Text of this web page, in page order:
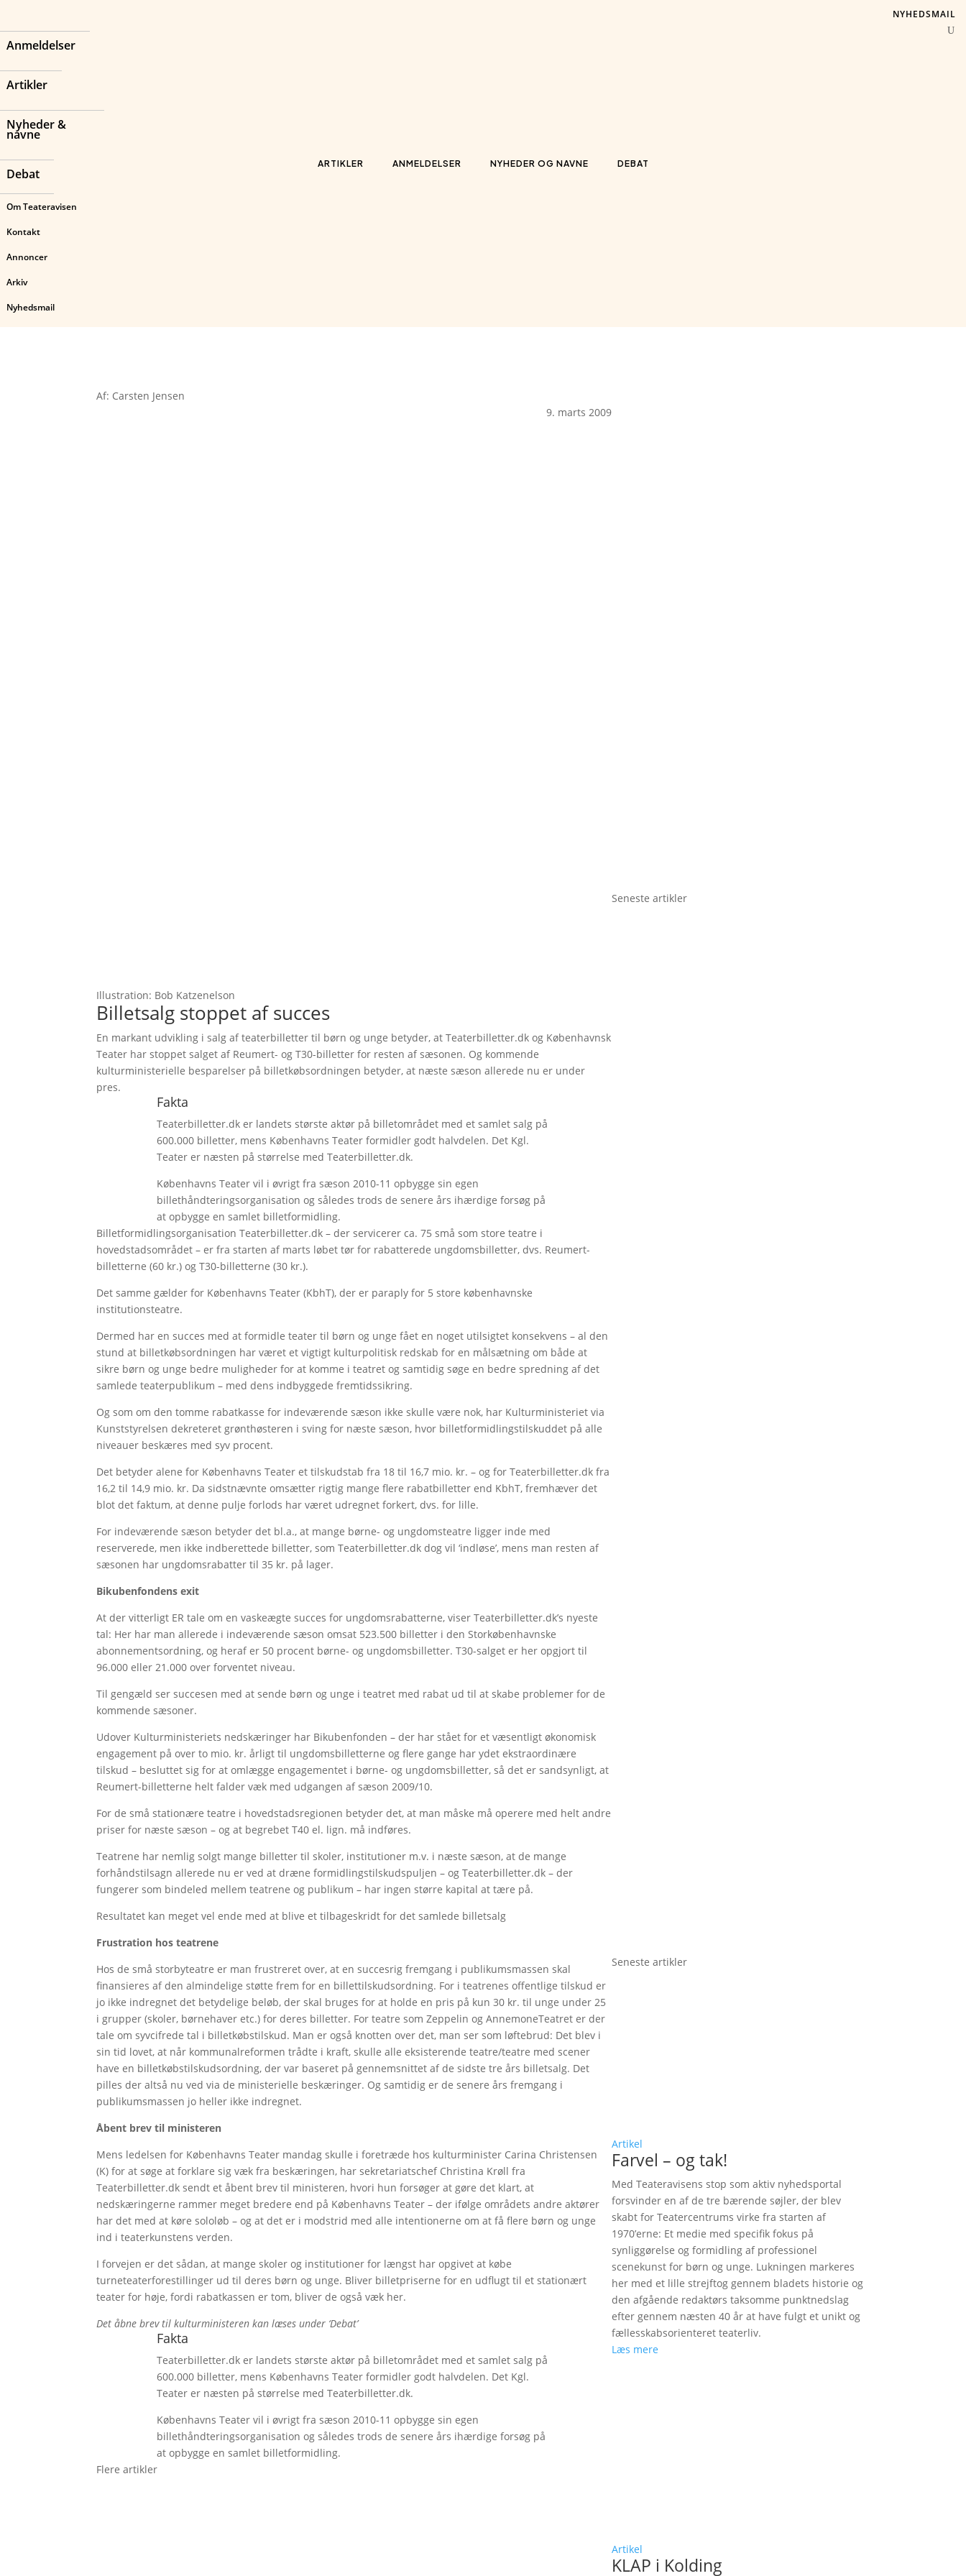
Anmeldelser
Artikler
Nyheder &
navne
Debat
Om Teateravisen
Kontakt
Annoncer
Arkiv
Nyhedsmail
ARTIKLER ANMELDELSER NYHEDER OG NAVNE DEBAT
NYHEDSMAIL
Af: Carsten Jensen
9. marts 2009
Illustration: Bob Katzenelson
Billetsalg stoppet af succes
En markant udvikling i salg af teaterbilletter til børn og unge betyder, at Teaterbilletter.dk og Københavnsk
Teater har stoppet salget af Reumert- og T30-billetter for resten af sæsonen. Og kommende
kulturministerielle besparelser på billetkøbsordningen betyder, at næste sæson allerede nu er under
pres.
Fakta
Teaterbilletter.dk er landets største aktør på billetområdet med et samlet salg på
600.000 billetter, mens Københavns Teater formidler godt halvdelen. Det Kgl.
Teater er næsten på størrelse med Teaterbilletter.dk.
Københavns Teater vil i øvrigt fra sæson 2010-11 opbygge sin egen
billethåndteringsorganisation og således trods de senere års ihærdige forsøg på
at opbygge en samlet billetformidling.
Billetformidlingsorganisation Teaterbilletter.dk – der servicerer ca. 75 små som store teatre i
hovedstadsområdet – er fra starten af marts løbet tør for rabatterede ungdomsbilletter, dvs. Reumert-
billetterne (60 kr.) og T30-billetterne (30 kr.).
Det samme gælder for Københavns Teater (KbhT), der er paraply for 5 store københavnske
institutionsteatre.
Dermed har en succes med at formidle teater til børn og unge fået en noget utilsigtet konsekvens – al den
stund at billetkøbsordningen har været et vigtigt kulturpolitisk redskab for en målsætning om både at
sikre børn og unge bedre muligheder for at komme i teatret og samtidig søge en bedre spredning af det
samlede teaterpublikum – med dens indbyggede fremtidssikring.
Og som om den tomme rabatkasse for indeværende sæson ikke skulle være nok, har Kulturministeriet via
Kunststyrelsen dekreteret grønthøsteren i sving for næste sæson, hvor billetformidlingstilskuddet på alle
niveauer beskæres med syv procent.
Det betyder alene for Københavns Teater et tilskudstab fra 18 til 16,7 mio. kr. – og for Teaterbilletter.dk fra
16,2 til 14,9 mio. kr. Da sidstnævnte omsætter rigtig mange flere rabatbilletter end KbhT, fremhæver det
blot det faktum, at denne pulje forlods har været udregnet forkert, dvs. for lille.
For indeværende sæson betyder det bl.a., at mange børne- og ungdomsteatre ligger inde med
reserverede, men ikke indberettede billetter, som Teaterbilletter.dk dog vil ‘indløse’, mens man resten af
sæsonen har ungdomsrabatter til 35 kr. på lager.
Bikubenfondens exit
At der vitterligt ER tale om en vaskeægte succes for ungdomsrabatterne, viser Teaterbilletter.dk’s nyeste
tal: Her har man allerede i indeværende sæson omsat 523.500 billetter i den Storkøbenhavnske
abonnementsordning, og heraf er 50 procent børne- og ungdomsbilletter. T30-salget er her opgjort til
96.000 eller 21.000 over forventet niveau.
Til gengæld ser succesen med at sende børn og unge i teatret med rabat ud til at skabe problemer for de
kommende sæsoner.
Udover Kulturministeriets nedskæringer har Bikubenfonden – der har stået for et væsentligt økonomisk
engagement på over to mio. kr. årligt til ungdomsbilletterne og flere gange har ydet ekstraordinære
tilskud – besluttet sig for at omlægge engagementet i børne- og ungdomsbilletter, så det er sandsynligt, at
Reumert-billetterne helt falder væk med udgangen af sæson 2009/10.
For de små stationære teatre i hovedstadsregionen betyder det, at man måske må operere med helt andre
priser for næste sæson – og at begrebet T40 el. lign. må indføres.
Teatrene har nemlig solgt mange billetter til skoler, institutioner m.v. i næste sæson, at de mange
forhåndstilsagn allerede nu er ved at dræne formidlingstilskudspuljen – og Teaterbilletter.dk – der
fungerer som bindeled mellem teatrene og publikum – har ingen større kapital at tære på.
Resultatet kan meget vel ende med at blive et tilbageskridt for det samlede billetsalg
Frustration hos teatrene
Hos de små storbyteatre er man frustreret over, at en succesrig fremgang i publikumsmassen skal
finansieres af den almindelige støtte frem for en billettilskudsordning. For i teatrenes offentlige tilskud er
jo ikke indregnet det betydelige beløb, der skal bruges for at holde en pris på kun 30 kr. til unge under 25
i grupper (skoler, børnehaver etc.) for deres billetter. For teatre som Zeppelin og AnnemoneTeatret er der
tale om syvcifrede tal i billetkøbstilskud. Man er også knotten over det, man ser som løftebrud: Det blev i
sin tid lovet, at når kommunalreformen trådte i kraft, skulle alle eksisterende teatre/teatre med scener
have en billetkøbstilskudsordning, der var baseret på gennemsnittet af de sidste tre års billetsalg. Det
pilles der altså nu ved via de ministerielle beskæringer. Og samtidig er de senere års fremgang i
publikumsmassen jo heller ikke indregnet.
Åbent brev til ministeren
Mens ledelsen for Københavns Teater mandag skulle i foretræde hos kulturminister Carina Christensen
(K) for at søge at forklare sig væk fra beskæringen, har sekretariatschef Christina Krøll fra
Teaterbilletter.dk sendt et åbent brev til ministeren, hvori hun forsøger at gøre det klart, at
nedskæringerne rammer meget bredere end på Københavns Teater – der ifølge områdets andre aktører
har det med at køre sololøb – og at det er i modstrid med alle intentionerne om at få flere børn og unge
ind i teaterkunstens verden.
I forvejen er det sådan, at mange skoler og institutioner for længst har opgivet at købe
turneteaterforestillinger ud til deres børn og unge. Bliver billetpriserne for en udflugt til et stationært
teater for høje, fordi rabatkassen er tom, bliver de også væk her.
Det åbne brev til kulturministeren kan læses under ‘Debat’
Fakta
Teaterbilletter.dk er landets største aktør på billetområdet med et samlet salg på
600.000 billetter, mens Københavns Teater formidler godt halvdelen. Det Kgl.
Teater er næsten på størrelse med Teaterbilletter.dk.
Københavns Teater vil i øvrigt fra sæson 2010-11 opbygge sin egen
billethåndteringsorganisation og således trods de senere års ihærdige forsøg på
at opbygge en samlet billetformidling.
Flere artikler
Seneste artikler
Seneste artikler
Artikel
Farvel – og tak!
Med Teateravisens stop som aktiv nyhedsportal
forsvinder en af de tre bærende søjler, der blev
skabt for Teatercentrums virke fra starten af
1970’erne: Et medie med specifik fokus på
synliggørelse og formidling af professionel
scenekunst for børn og unge. Lukningen markeres
her med et lille strejftog gennem bladets historie og
den afgående redaktørs taksomme punktnedslag
efter gennem næsten 40 år at have fulgt et unikt og
fællesskabsorienteret teaterliv.
Læs mere
Artikel
KLAP i Kolding